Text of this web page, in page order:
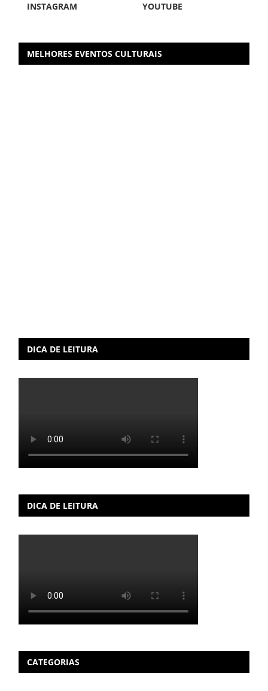
INSTAGRAM
YOUTUBE
MELHORES EVENTOS CULTURAIS
DICA DE LEITURA
DICA DE LEITURA
CATEGORIAS